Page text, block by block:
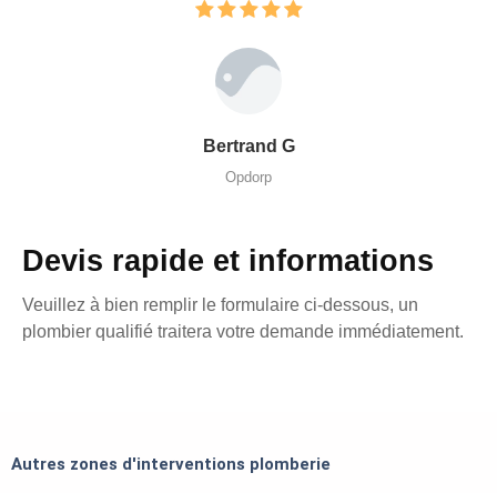
Bertrand G
Opdorp
Devis rapide et informations
Veuillez à bien remplir le formulaire ci-dessous, un
plombier qualifié traitera votre demande immédiatement.
Autres zones d'interventions plomberie